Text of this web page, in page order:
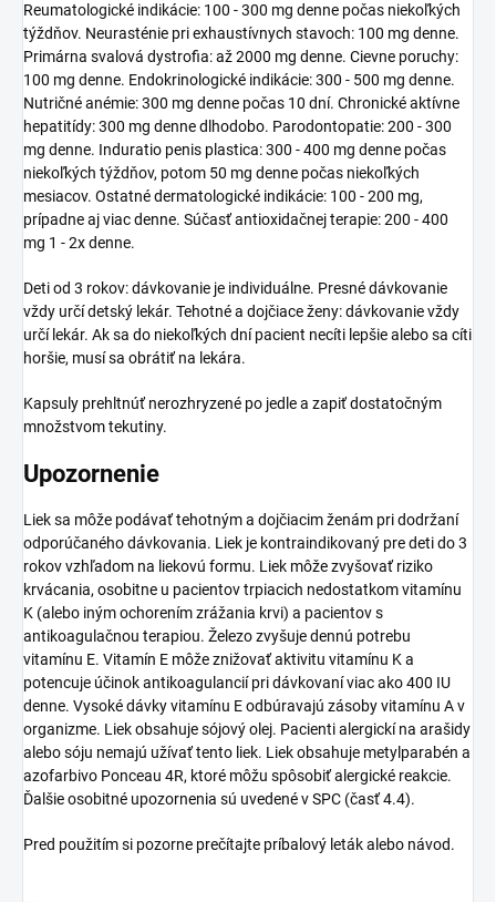
Reumatologické indikácie: 100 - 300 mg denne počas niekoľkých
týždňov. Neurasténie pri exhaustívnych stavoch: 100 mg denne.
Primárna svalová dystrofia: až 2000 mg denne. Cievne poruchy:
100 mg denne. Endokrinologické indikácie: 300 - 500 mg denne.
Nutričné anémie: 300 mg denne počas 10 dní. Chronické aktívne
hepatitídy: 300 mg denne dlhodobo. Parodontopatie: 200 - 300
mg denne. Induratio penis plastica: 300 - 400 mg denne počas
niekoľkých týždňov, potom 50 mg denne počas niekoľkých
mesiacov. Ostatné dermatologické indikácie: 100 - 200 mg,
prípadne aj viac denne. Súčasť antioxidačnej terapie: 200 - 400
mg 1 - 2x denne.
Deti od 3 rokov: dávkovanie je individuálne. Presné dávkovanie
vždy určí detský lekár. Tehotné a dojčiace ženy: dávkovanie vždy
určí lekár. Ak sa do niekoľkých dní pacient necíti lepšie alebo sa cíti
horšie, musí sa obrátiť na lekára.
Kapsuly prehltnúť nerozhryzené po jedle a zapiť dostatočným
množstvom tekutiny.
Upozornenie
Liek sa môže podávať tehotným a dojčiacim ženám pri dodržaní
odporúčaného dávkovania. Liek je kontraindikovaný pre deti do 3
rokov vzhľadom na liekovú formu. Liek môže zvyšovať riziko
krvácania, osobitne u pacientov trpiacich nedostatkom vitamínu
K (alebo iným ochorením zrážania krvi) a pacientov s
antikoagulačnou terapiou. Železo zvyšuje dennú potrebu
vitamínu E. Vitamín E môže znižovať aktivitu vitamínu K a
potencuje účinok antikoagulancií pri dávkovaní viac ako 400 IU
denne. Vysoké dávky vitamínu E odbúravajú zásoby vitamínu A v
organizme. Liek obsahuje sójový olej. Pacienti alergickí na arašidy
alebo sóju nemajú užívať tento liek. Liek obsahuje metylparabén a
azofarbivo Ponceau 4R, ktoré môžu spôsobiť alergické reakcie.
Ďalšie osobitné upozornenia sú uvedené v SPC (časť 4.4).
Pred použitím si pozorne prečítajte príbalový leták alebo návod.